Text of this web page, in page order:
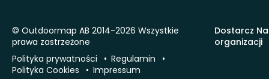
Dostarcz
organizacji
© Outdoormap AB 2014-2026 Wszystkie
prawa zastrzeżone
Polityka prywatności
Regulamin
Polityka Cookies
Impressum